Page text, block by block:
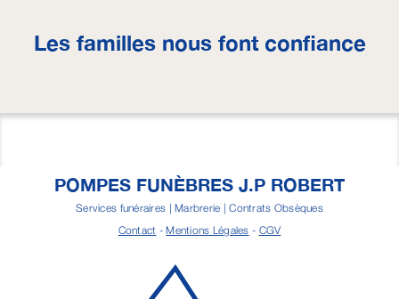
Les familles nous font confiance
POMPES FUNÈBRES J.P ROBERT
Services funéraires | Marbrerie | Contrats Obsèques
Contact -Mentions Légales - CGV